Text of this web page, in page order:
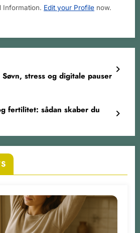
Information. Edit your Profile now.
stress og digitale pauser
fertilitet: sådan skaber du